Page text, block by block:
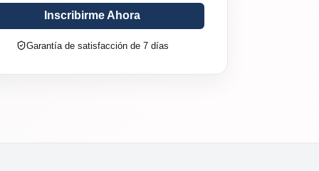
Inscribirme Ahora
Garantía de satisfacción de 7 días